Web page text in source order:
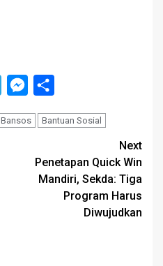
TelegramMessenger
Bansos Bantuan Sosial
Next
Penetapan Quick Win
Mandiri, Sekda: Tiga
Program Harus
Diwujudkan